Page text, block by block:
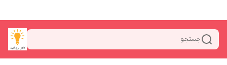
جستجو